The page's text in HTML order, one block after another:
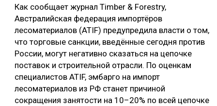
КОМПЛЕКСНАЯ ПЕРЕРАБОТКА
ЛЕСОПИЛЕНИЕ
ДЕРЕВЯННОЕ ДОМОСТРОЕНИЕ
БЕЗОПАСНОЕ ПРОИЗВОДСТВО
СОРТИРОВКА ДРЕВЕСИНЫ
СУШКА ДРЕВЕСИНЫ
Как сообщает журнал Timber & Forestry,
Австралийская федерация импортёров
лесоматериалов (ATIF) предупредила власти о том,
что торговые санкции, введённые сегодня против
России, могут негативно сказаться на цепочке
поставок и строительной отрасли. По оценкам
специалистов ATIF, эмбарго на импорт
лесоматериалов из РФ станет причиной
сокращения занятости на 10–20% по всей цепочке